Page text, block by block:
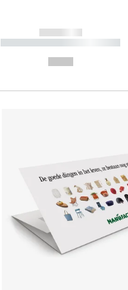
------------
----------- ----------- ----------